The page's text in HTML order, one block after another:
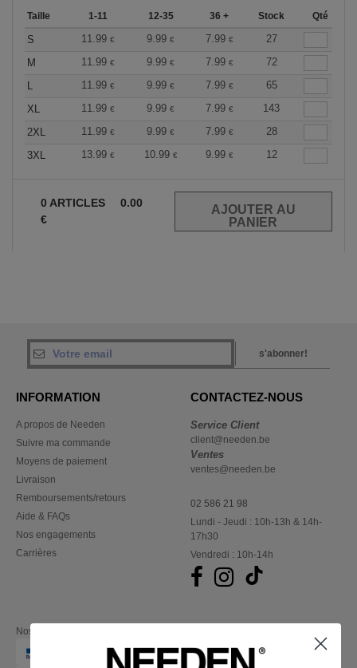
Taille 1-11 12-35 36 + Stock Qté
S 11.99 € 9.99 € 7.99 €
27
M
11.99 € 9.99 € 7.99 €
72
L
11.99 € 9.99 € 7.99 €
65
XL
11.99 € 9.99 € 7.99 €
143
2XL
11.99 € 9.99 € 7.99 €
28
3XL
13.99 € 10.99 € 9.99 € 12
0 ARTICLES
0.00
€
s'abonner!
INFORMATION
A propos de Needen
Suivre ma commande
Moyens de paiement
Livraison
Remboursements/retours
Aide & FAQs
Nos engagements
Carrières
CONTACTEZ-NOUS
Service Client
client@needen.be
Ventes
ventes@needen.be
02 586 21 98
Lundi - Jeudi : 10h-13h & 14h-
17h30
Vendredi : 10h-14h
Nos partenaires financiers